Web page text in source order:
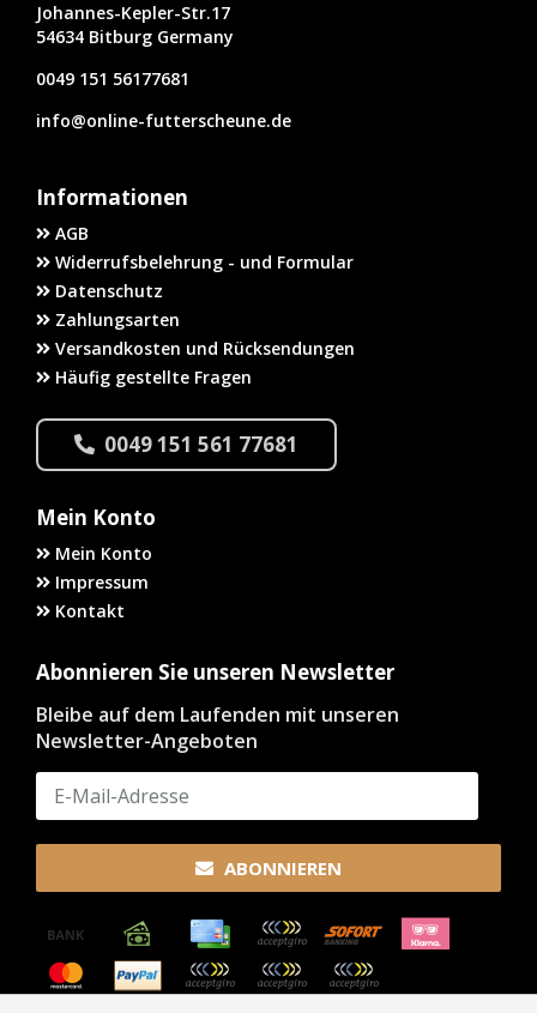
Johannes-Kepler-Str.17
54634 Bitburg Germany
0049 151 56177681
info@online-futterscheune.de
Informationen
AGB
Widerrufsbelehrung - und Formular
Datenschutz
Zahlungsarten
Versandkosten und Rücksendungen
Häufig gestellte Fragen
0049 151 561 77681
Mein Konto
Mein Konto
Impressum
Kontakt
Abonnieren Sie unseren Newsletter
Bleibe auf dem Laufenden mit unseren
Newsletter-Angeboten
ABONNIEREN